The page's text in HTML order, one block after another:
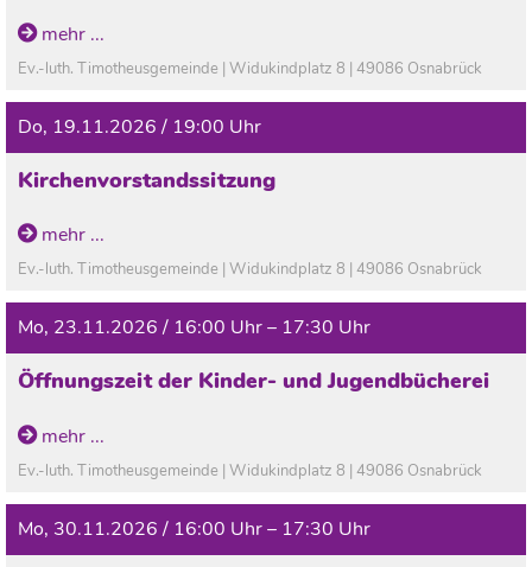
mehr ...
Ev.-luth. Timotheusgemeinde | Widukindplatz 8 | 49086 Osnabrück
Do, 19.11.2026 / 19:00 Uhr
Kirchenvorstandssitzung
mehr ...
Ev.-luth. Timotheusgemeinde | Widukindplatz 8 | 49086 Osnabrück
Mo, 23.11.2026 / 16:00 Uhr – 17:30 Uhr
Öffnungszeit der Kinder- und Jugendbücherei
In den Ferien geschlossen!
mehr ...
Ev.-luth. Timotheusgemeinde | Widukindplatz 8 | 49086 Osnabrück
Mo, 30.11.2026 / 16:00 Uhr – 17:30 Uhr